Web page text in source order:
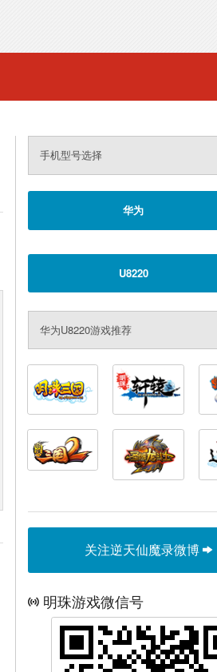
手机型号选择
华为
U8220
华为U8220游戏推荐
关注逆天仙魔录微博
明珠游戏微信号